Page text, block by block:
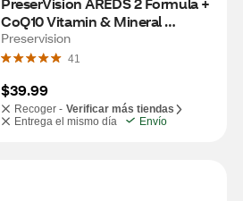
CoQ10 Vitamin & Mineral
Supplement, 80 CT
Preservision
41
$39.99
Recoger - Verificar más tiendas
Entrega el mismo día
Envío